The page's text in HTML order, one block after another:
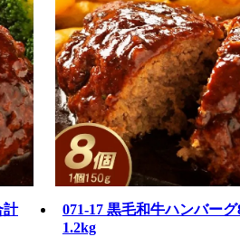
計
071-17 黒毛和牛ハンバー
1.2kg